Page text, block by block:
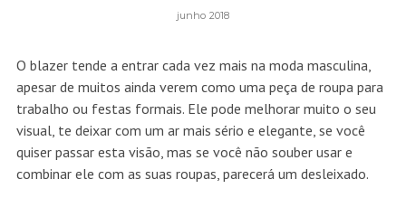
junho 2018
O blazer tende a entrar cada vez mais na moda masculina,
apesar de muitos ainda verem como uma peça de roupa para
trabalho ou festas formais. Ele pode melhorar muito o seu
visual, te deixar com um ar mais sério e elegante, se você
quiser passar esta visão, mas se você não souber usar e
combinar ele com as suas roupas, parecerá um desleixado.